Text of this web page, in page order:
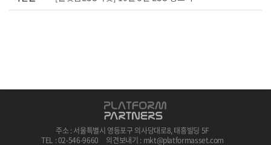
주소 : 서울특별시 영등포구 의사당대로8, 태흥빌딩 5F
TEL : 02-546-9660
의견보내기 : mkt@platformasset.com